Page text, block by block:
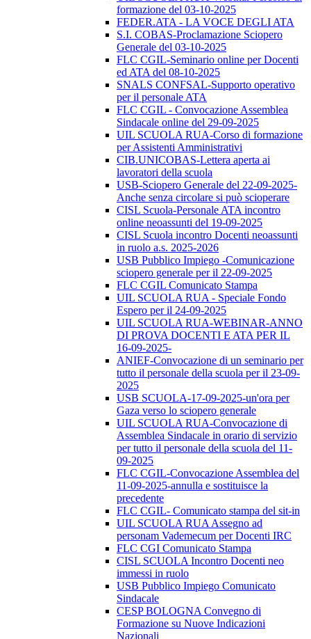
formazione del 03-10-2025
FEDER.ATA - LA VOCE DEGLI ATA
S.I. COBAS-Proclamazione Sciopero
Generale del 03-10-2025
FLC CGIL-Seminario online per Docenti
ed ATA del 08-10-2025
SNALS CONFSAL-Supporto operativo
per il personale ATA
FLC CGIL - Convocazione Assemblea
Sindacale online del 29-09-2025
UIL SCUOLA RUA-Corso di formazione
per Assistenti Amministrativi
CIB.UNICOBAS-Lettera aperta ai
lavoratori della scuola
USB-Sciopero Generale del 22-09-2025-
Anche senza circolare si può scioperare
CISL Scuola-Personale ATA incontro
online neoassunti del 19-09-2025
CISL Scuola incontro Docenti neoassunti
in ruolo a.s. 2025-2026
USB Pubblico Impiego -Comunicazione
sciopero generale per il 22-09-2025
FLC CGIL Comunicato Stampa
UIL SCUOLA RUA - Speciale Fondo
Espero per il 24-09-2025
UIL SCUOLA RUA-WEBINAR-ANNO
DI PROVA DOCENTI E ATA PER IL
16-09-2025-
ANIEF-Convocazione di un seminario per
tutto il personale della scuola per il 23-09-
2025
USB SCUOLA-17-09-2025-un'ora per
Gaza verso lo sciopero generale
UIL SCUOLA RUA-Convocazione di
Assemblea Sindacale in orario di servizio
per tutto il personale della scuola del 11-
09-2025
FLC CGIL-Convocazione Assemblea del
11-09-2025-annulla e sostituisce la
precedente
FLC CGIL- Comunicato stampa del sit-in
UIL SCUOLA RUA Assegno ad
personam Vademecum per Docenti IRC
FLC CGI Comunicato Stampa
CISL SCUOLA Incontro Docenti neo
immessi in ruolo
USB Pubblico Impiego Comunicato
Sindacale
CESP BOLOGNA Convegno di
Formazione su Nuove Indicazioni
Nazionali